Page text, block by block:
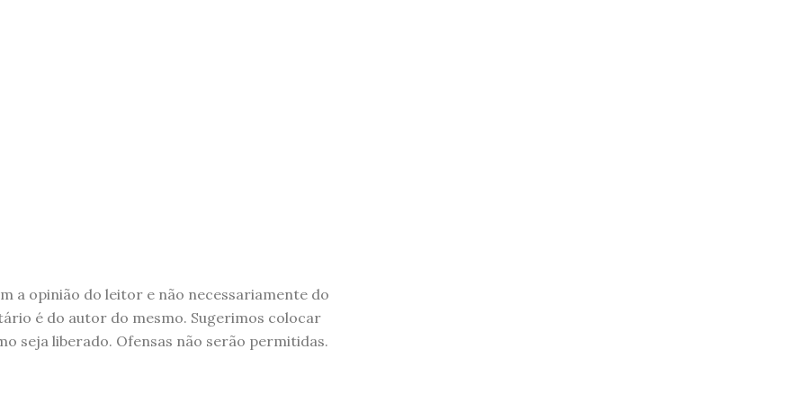
a opinião do leitor e não necessariamente do
é do autor do mesmo. Sugerimos colocar
seja liberado. Ofensas não serão permitidas.